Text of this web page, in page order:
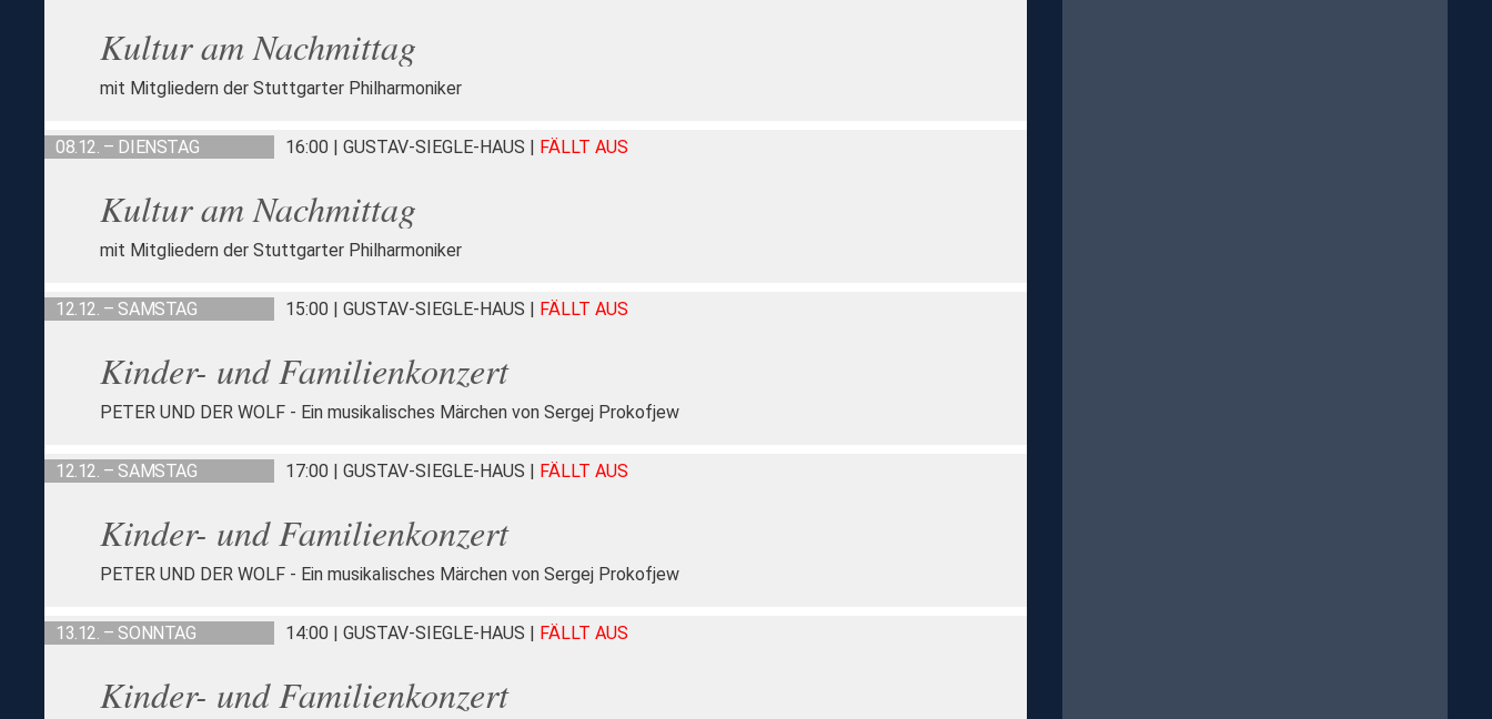
Kultur am Nachmittag
mit Mitgliedern der Stuttgarter Philharmoniker
08.12. – DIENSTAG 16:00 | GUSTAV-SIEGLE-HAUS | FÄLLT AUS
Kultur am Nachmittag
mit Mitgliedern der Stuttgarter Philharmoniker
12.12. – SAMSTAG 15:00 | GUSTAV-SIEGLE-HAUS | FÄLLT AUS
Kinder- und Familienkonzert
PETER UND DER WOLF - Ein musikalisches Märchen von Sergej Prokofjew
12.12. – SAMSTAG 17:00 | GUSTAV-SIEGLE-HAUS | FÄLLT AUS
Kinder- und Familienkonzert
PETER UND DER WOLF - Ein musikalisches Märchen von Sergej Prokofjew
13.12. – SONNTAG 14:00 | GUSTAV-SIEGLE-HAUS | FÄLLT AUS
Kinder- und Familienkonzert